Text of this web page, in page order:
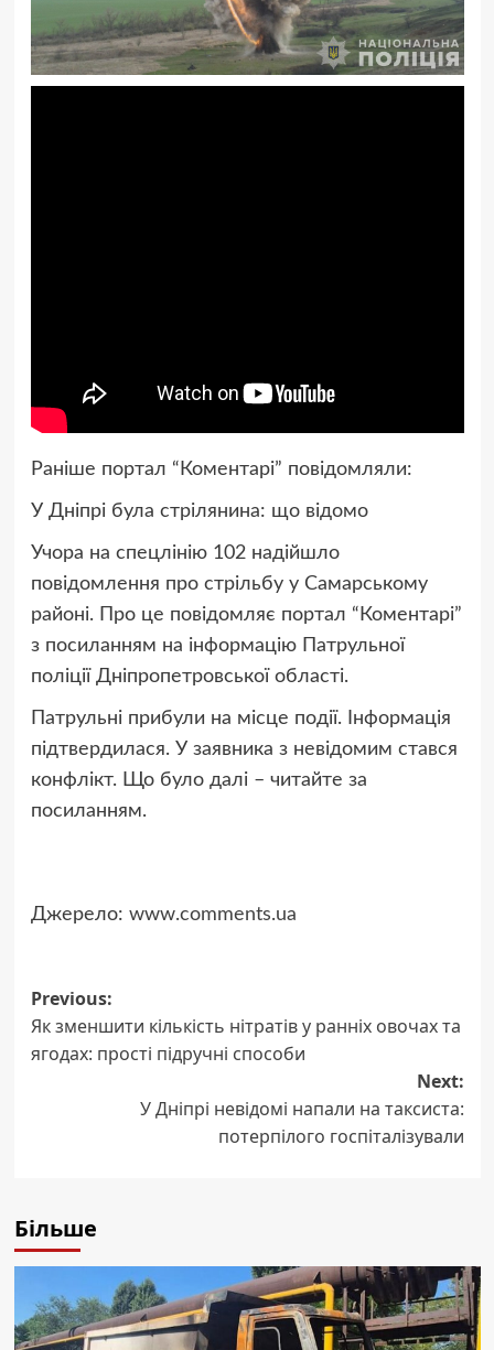
Раніше портал “Коментарі” повідомляли:
У Дніпрі була стрілянина: що відомо
Учора на спецлінію 102 надійшло
повідомлення про стрільбу у Самарському
районі. Про це повідомляє портал “Коментарі”
з посиланням на інформацію Патрульної
поліції Дніпропетровської області.
Патрульні прибули на місце події. Інформація
підтвердилася. У заявника з невідомим стався
конфлікт. Що було далі – читайте за
посиланням.
Джерело: www.comments.ua
Post
navigation
Previous:
Як зменшити кількість нітратів у ранніх овочах та
ягодах: прості підручні способи
Next:
У Дніпрі невідомі напали на таксиста:
потерпілого госпіталізували
Більше